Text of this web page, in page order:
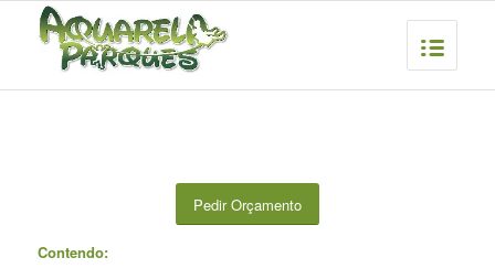
Pedir Orçamento
Contendo: